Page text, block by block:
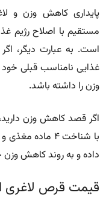
پایداری کاهش وزن و
مستقیم با اصلاح رژیم
است. به عبارت دیگر،
غذایی نامناسب قبلی خود
وزن را داشته باشد.
اگر قصد کاهش وزن
با شناخت 4
داده و به روند کاهش
قیمت قرص لاغری